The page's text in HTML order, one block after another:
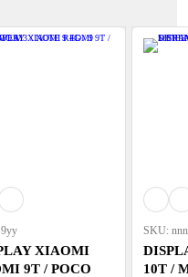
XIAOMI
9T / POCO
SKU: nnn
10T /